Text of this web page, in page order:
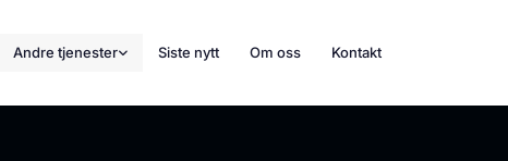
Andre tjenester Siste nytt Om oss Kontakt